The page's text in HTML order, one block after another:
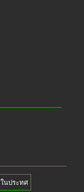
ในประทศ